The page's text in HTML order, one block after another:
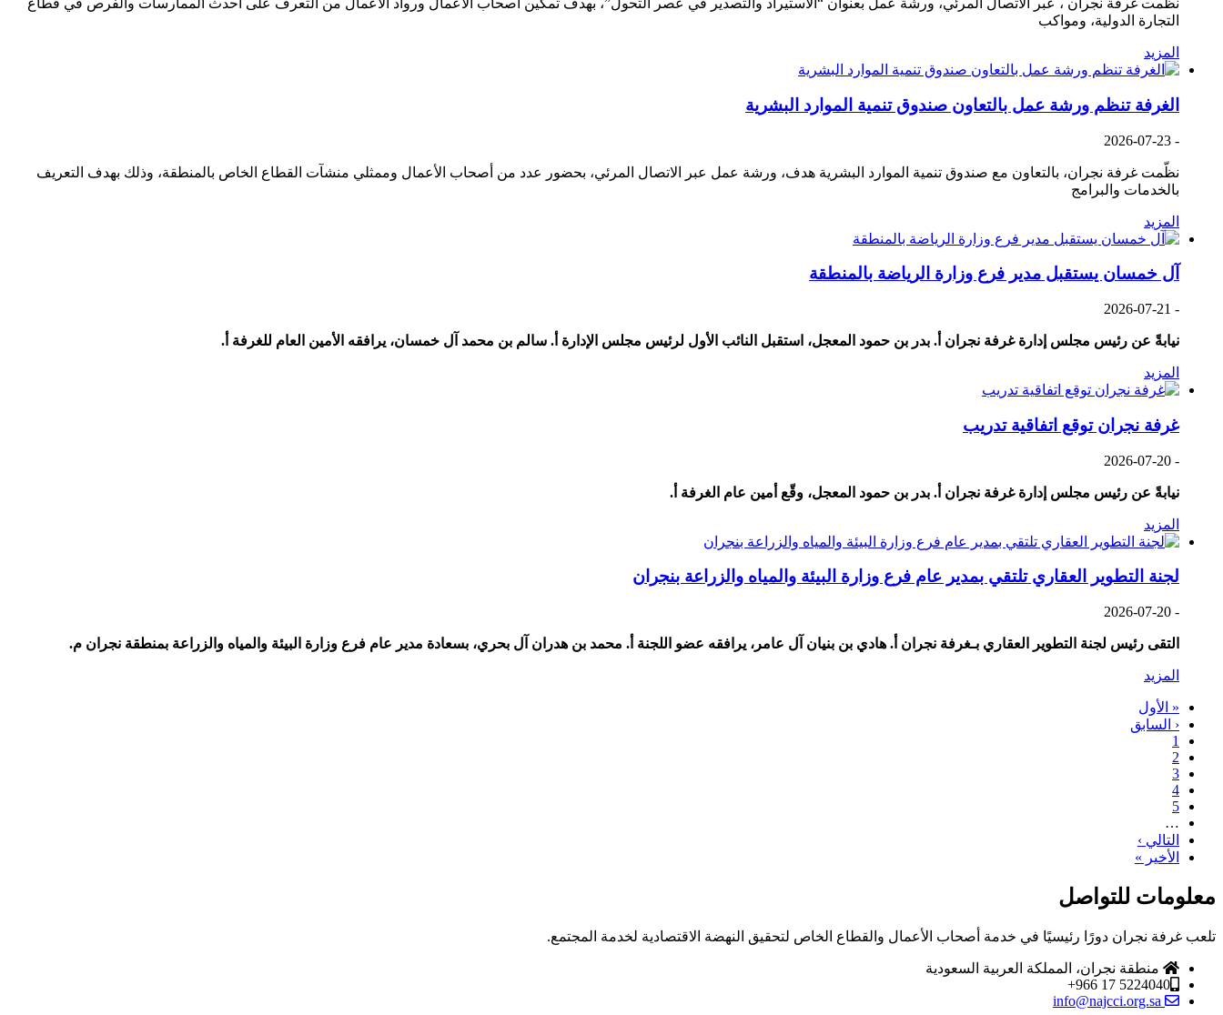
نظّمت غرفة نجران ، عبر الاتصال المرئي، ورشة عمل بعنوان “الاستيراد والتصدير في عصر التحول”، بهدف تمكين أصحاب الأعمال ورواد الأعمال من التعرف على أحدث الممارسات والفرص في قطاع
التجارة الدولية، ومواكب
المزيد
الغرفة تنظم ورشة عمل بالتعاون صندوق تنمية الموارد البشرية
-
نظّمت غرفة نجران، بالتعاون مع صندوق تنمية الموارد البشرية هدف، ورشة عمل عبر الاتصال المرئي، بحضور عدد من أصحاب الأعمال وممثلي منشآت القطاع الخاص بالمنطقة، وذلك بهدف التعريف
بالخدمات والبرامج
المزيد
آل خمسان يستقبل مدير فرع وزارة الرياضة بالمنطقة
-
نيابةً عن رئيس مجلس إدارة غرفة نجران أ. بدر بن حمود المعجل، استقبل النائب الأول لرئيس مجلس الإدارة أ. سالم بن محمد آل خمسان، يرافقه الأمين العام للغرفة أ.
المزيد
غرفة نجران توقع اتفاقية تدريب
-
نيابةً عن رئيس مجلس إدارة غرفة نجران أ. بدر بن حمود المعجل، وقّع أمين عام الغرفة أ.
المزيد
لجنة التطوير العقاري تلتقي بمدير عام فرع وزارة البيئة والمياه والزراعة بنجران
-
التقى رئيس لجنة التطوير العقاري بـغرفة نجران أ. هادي بن بنيان آل عامر، يرافقه عضو اللجنة أ. محمد بن هدران آل بحري، بسعادة مدير عام فرع وزارة البيئة والمياه والزراعة بمنطقة نجران م.
المزيد
First
page
« الأول
Previous
page
‹ السابق
الصفحة
1
Current
page
2
الصفحة
3
الصفحة
4
الصفحة
5
…
الصفحة
التالية
التالي ›
Last
الأخير »
معلومات للتواصل
تلعب غرفة نجران دورًا رئيسيًا في خدمة أصحاب الأعمال والقطاع الخاص لتحقيق النهضة الاقتصادية لخدمة المجتمع.
منطقة نجران، المملكة العربية السعودية
5224040 17 966+